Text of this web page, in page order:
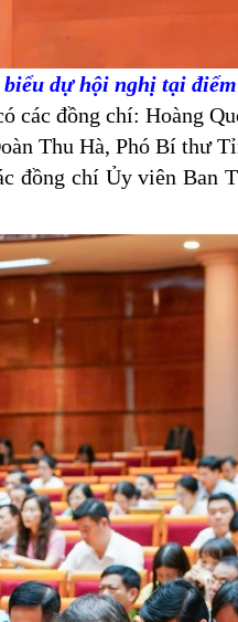
dự hội nghị tại
đồng chí: Hoàng
Thu Hà, Phó Bí thư
chí Ủy viên Ban